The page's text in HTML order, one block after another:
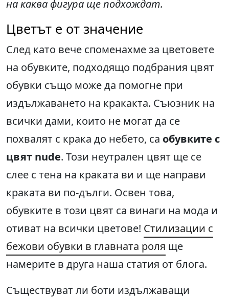
на каква фигура ще подхождат.
Цветът е от значение
След като вече споменахме за цветовете
на обувките, подходящо подбрания цвят
обувки също може да помогне при
издължаването на кракакта. Съюзник на
всички дами, които не могат да се
похвалят с крака до небето, са обувките с
цвят nude. Този неутрален цвят ще се
слее с тена на краката ви и ще направи
краката ви по-дълги. Освен това,
обувките в този цвят са винаги на мода и
отиват на всички цветове! Стилизации с
бежови обувки в главната роля ще
намерите в друга наша статия от блога.
Съществуват ли боти издължаващи